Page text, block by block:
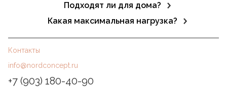
В нашем шоуруме в Москве. Доступна консультация
Подходят ли для дома?
Да, особенно для домашних рабочих зон,
Какая максимальная нагрузка?
Большинство моделей рассчитаны на нагрузку до 120–
150 кг. Уточняйте в карточке товара.
Контакты
info@nordconcept.ru
+7 (903) 180-40-90